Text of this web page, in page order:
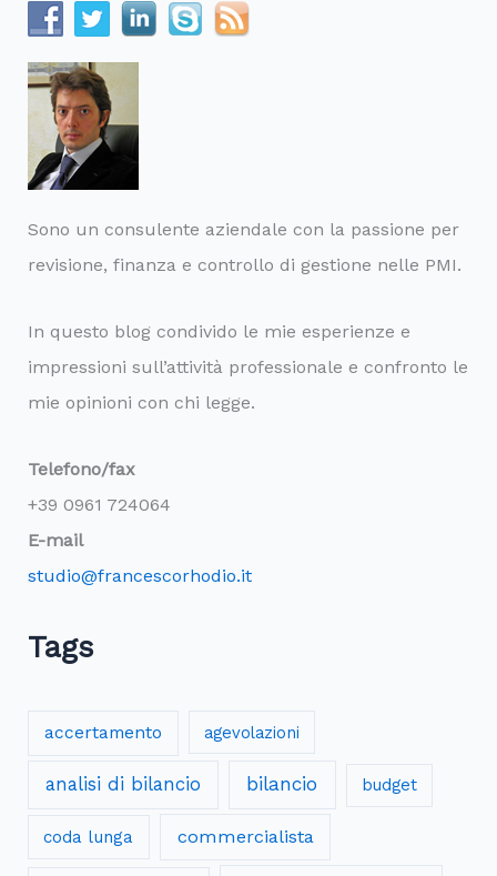
Sono un consulente aziendale con la passione per
revisione, finanza e controllo di gestione nelle PMI.
In questo blog condivido le mie esperienze e
impressioni sull’attività professionale e confronto le
mie opinioni con chi legge.
Telefono/fax
+39 0961 724064
E-mail
studio@francescorhodio.it
Tags
accertamento agevolazioni
analisi di bilancio bilancio budget
coda lunga commercialista